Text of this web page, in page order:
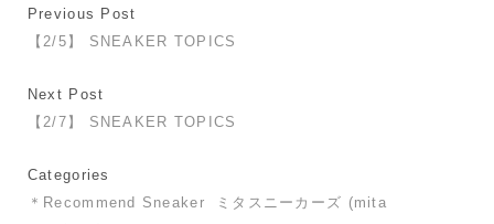
Previous Post
【2/5】 SNEAKER TOPICS
Next Post
【2/7】 SNEAKER TOPICS
Categories
＊Recommend Sneaker
ミタスニーカーズ (mita